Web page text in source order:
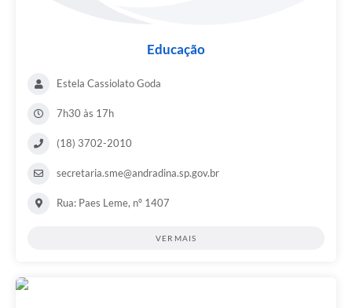
Educação
Estela Cassiolato Goda
7h30 às 17h
(18) 3702-2010
secretaria.sme@andradina.sp.gov.br
Rua: Paes Leme, nº 1407
VER MAIS